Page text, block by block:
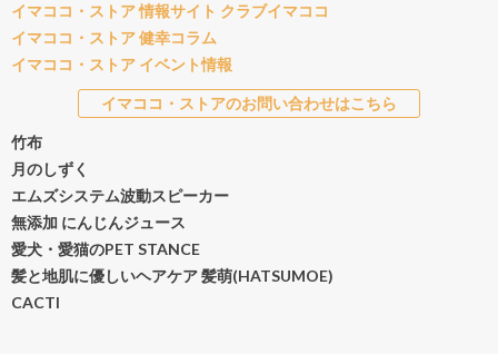
イマココ・ストア 情報サイト クラブイマココ
イマココ・ストア 健幸コラム
イマココ・ストア イベント情報
イマココ・ストアのお問い合わせはこちら
竹布
月のしずく
エムズシステム波動スピーカー
無添加 にんじんジュース
愛犬・愛猫のPET STANCE
髪と地肌に優しいヘアケア 髪萌(HATSUMOE)
CACTI